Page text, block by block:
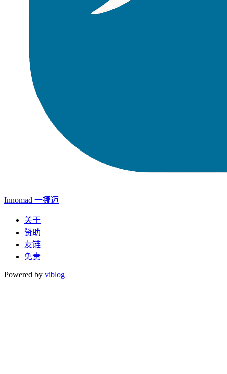
Innomad 一挪迈
关于
赞助
友链
免责
Powered by viblog